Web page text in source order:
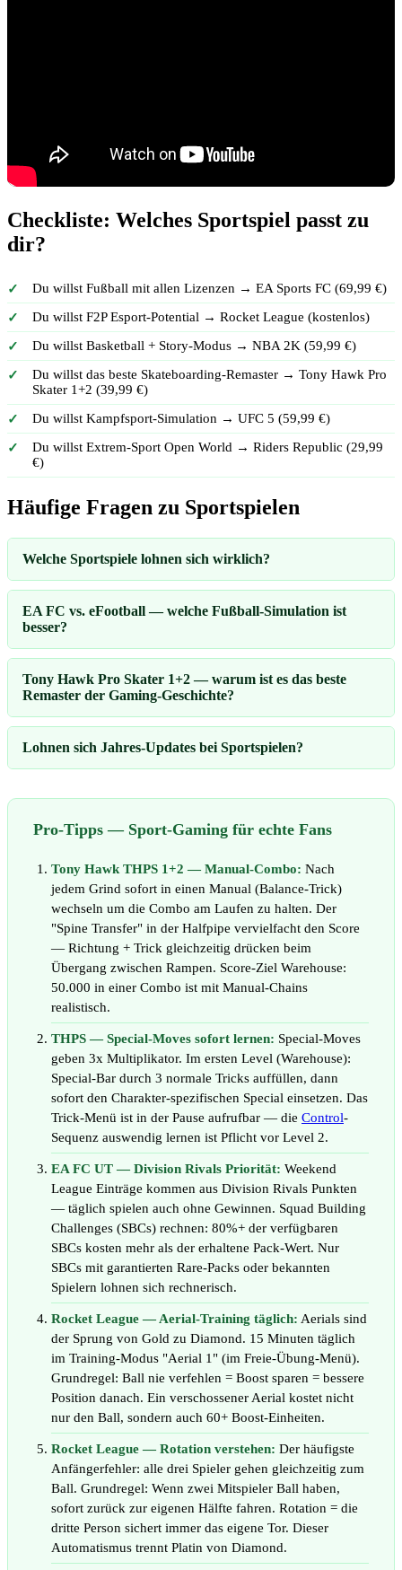
Checkliste: Welches Sportspiel passt zu
dir?
Du willst Fußball mit allen Lizenzen → EA Sports FC (69,99 €)
Du willst F2P Esport-Potential → Rocket League (kostenlos)
Du willst Basketball + Story-Modus → NBA 2K (59,99 €)
Du willst das beste Skateboarding-Remaster → Tony Hawk Pro
Skater 1+2 (39,99 €)
Du willst Kampfsport-Simulation → UFC 5 (59,99 €)
Du willst Extrem-Sport Open World → Riders Republic (29,99
€)
Häufige Fragen zu Sportspielen
Welche Sportspiele lohnen sich wirklich?
EA FC vs. eFootball — welche Fußball-Simulation ist
besser?
Tony Hawk Pro Skater 1+2 — warum ist es das beste
Remaster der Gaming-Geschichte?
Lohnen sich Jahres-Updates bei Sportspielen?
Pro-Tipps — Sport-Gaming für echte Fans
Tony Hawk THPS 1+2 — Manual-Combo: Nach
jedem Grind sofort in einen Manual (Balance-Trick)
wechseln um die Combo am Laufen zu halten. Der
"Spine Transfer" in der Halfpipe vervielfacht den Score
— Richtung + Trick gleichzeitig drücken beim
Übergang zwischen Rampen. Score-Ziel Warehouse:
50.000 in einer Combo ist mit Manual-Chains
realistisch.
THPS — Special-Moves sofort lernen: Special-Moves
geben 3x Multiplikator. Im ersten Level (Warehouse):
Special-Bar durch 3 normale Tricks auffüllen, dann
sofort den Charakter-spezifischen Special einsetzen. Das
Trick-Menü ist in der Pause aufrufbar — die Control-
Sequenz auswendig lernen ist Pflicht vor Level 2.
EA FC UT — Division Rivals Priorität: Weekend
League Einträge kommen aus Division Rivals Punkten
— täglich spielen auch ohne Gewinnen. Squad Building
Challenges (SBCs) rechnen: 80%+ der verfügbaren
SBCs kosten mehr als der erhaltene Pack-Wert. Nur
SBCs mit garantierten Rare-Packs oder bekannten
Spielern lohnen sich rechnerisch.
Rocket League — Aerial-Training täglich: Aerials sind
der Sprung von Gold zu Diamond. 15 Minuten täglich
im Training-Modus "Aerial 1" (im Freie-Übung-Menü).
Grundregel: Ball nie verfehlen = Boost sparen = bessere
Position danach. Ein verschossener Aerial kostet nicht
nur den Ball, sondern auch 60+ Boost-Einheiten.
Rocket League — Rotation verstehen: Der häufigste
Anfängerfehler: alle drei Spieler gehen gleichzeitig zum
Ball. Grundregel: Wenn zwei Mitspieler Ball haben,
sofort zurück zur eigenen Hälfte fahren. Rotation = die
dritte Person sichert immer das eigene Tor. Dieser
Automatismus trennt Platin von Diamond.